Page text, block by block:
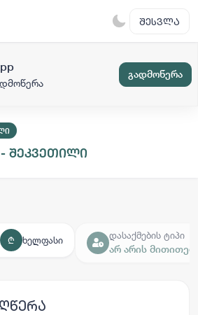
ᲨᲔᲡᲕᲚᲐ
გადმოწერა
შეკვეთილი
₾ ხელფასი
დასაქმების ტიპი
არ არის